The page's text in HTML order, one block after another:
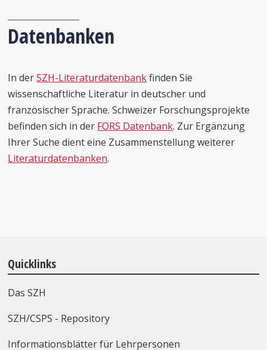
Datenbanken
In derSZH-Literaturdatenbankfinden Sie
wissenschaftliche Literatur in deutscher und
französischer Sprache. Schweizer Forschungsprojekte
befinden sich in der FORS Datenbank. Zur Ergänzung
Ihrer Suche dient eine Zusammenstellung weiterer
Literaturdatenbanken.
Quicklinks
Das SZH
SZH/CSPS - Repository
Informationsblätter für Lehrpersonen